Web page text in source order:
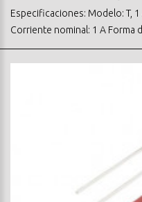
Especificaciones: Modelo: T,
Corriente nominal: 1 A Forma